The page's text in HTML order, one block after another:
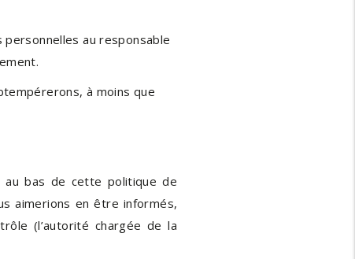
au responsable
à moins que
au bas de cette politique de
aimerions en être informés,
(l’autorité chargée de la